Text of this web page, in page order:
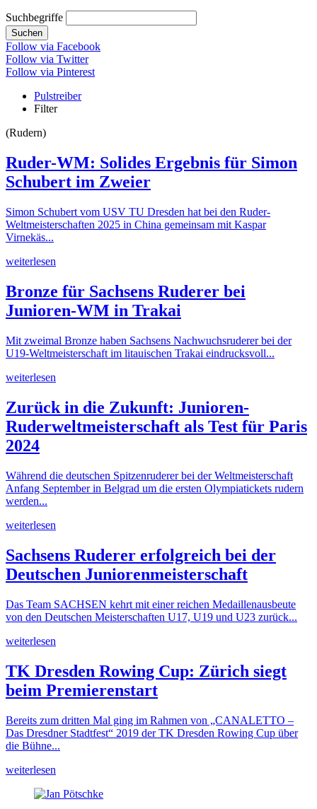
Suchbegriffe
Suchen
Follow via Facebook
Follow via Twitter
Follow via Pinterest
Pulstreiber
Filter
(Rudern)
Ruder-WM: Solides Ergebnis für Simon
Schubert im Zweier
Simon Schubert vom USV TU Dresden hat bei den Ruder-
Weltmeisterschaften 2025 in China gemeinsam mit Kaspar
Virnekäs...
weiterlesen
Bronze für Sachsens Ruderer bei
Junioren-WM in Trakai
Mit zweimal Bronze haben Sachsens Nachwuchsruderer bei der
U19-Weltmeisterschaft im litauischen Trakai eindrucksvoll...
weiterlesen
Zurück in die Zukunft: Junioren-
Ruderweltmeisterschaft als Test für Paris
2024
Während die deutschen Spitzenruderer bei der Weltmeisterschaft
Anfang September in Belgrad um die ersten Olympiatickets rudern
werden...
weiterlesen
Sachsens Ruderer erfolgreich bei der
Deutschen Juniorenmeisterschaft
Das Team SACHSEN kehrt mit einer reichen Medaillenausbeute
von den Deutschen Meisterschaften U17, U19 und U23 zurück...
weiterlesen
TK Dresden Rowing Cup: Zürich siegt
beim Premierenstart
Bereits zum dritten Mal ging im Rahmen von „CANALETTO –
Das Dresdner Stadtfest“ 2019 der TK Dresden Rowing Cup über
die Bühne...
weiterlesen